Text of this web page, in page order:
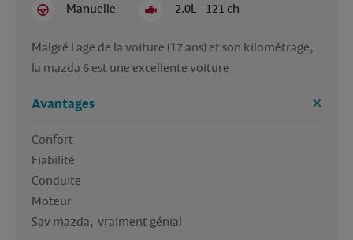
Manuelle 2.0L - 121 ch
Malgré l age de la voiture (17 ans) et son kilométrage,
la mazda 6 est une excellente voiture
Avantages
Confort
Fiabilité
Conduite
Moteur